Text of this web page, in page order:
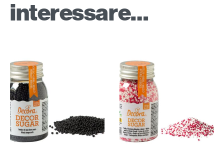
interessare…